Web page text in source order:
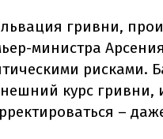
гривни,
министра
рисками.
курс гривни,
–